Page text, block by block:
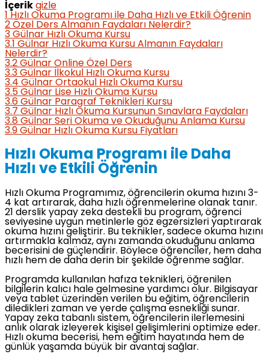
İçerik gizle
Hızlı Okuma Programı ile Daha Hızlı ve Etkili Öğrenin
2 Özel Ders Almanın Faydaları Nelerdir?
3 Gülnar Hızlı Okuma Kursu
3.1
Gülnar Hızlı Okuma Kursu Almanın Faydaları
Nelerdir?
3.2 Gülnar Online Özel Ders
3.3 Gülnar İlkokul Hızlı Okuma Kursu
3.4 Gülnar Ortaokul Hızlı Okuma Kursu
3.5 Gülnar Lise Hızlı Okuma Kursu
3.6 Gülnar Paragraf Teknikleri Kursu
3.7 Gülnar Hızlı Okuma Kursunun Sınavlara Faydaları
3.8 Gülnar Seri Okuma ve Okuduğunu Anlama Kursu
3.9 Gülnar Hızlı Okuma Kursu Fiyatları
Hızlı Okuma Programı ile Daha
Hızlı ve Etkili Öğrenin
Hızlı Okuma Programımız, öğrencilerin okuma hızını 3-
4 kat artırarak, daha hızlı öğrenmelerine olanak tanır.
21 derslik yapay zeka destekli bu program, öğrenci
seviyesine uygun metinlerle göz egzersizleri yaptırarak
okuma hızını geliştirir. Bu teknikler, sadece okuma hızını
artırmakla kalmaz, aynı zamanda okuduğunu anlama
becerisini de güçlendirir. Böylece öğrenciler, hem daha
hızlı hem de daha derin bir şekilde öğrenme sağlar.
Programda kullanılan hafıza teknikleri, öğrenilen
bilgilerin kalıcı hale gelmesine yardımcı olur. Bilgisayar
veya tablet üzerinden verilen bu eğitim, öğrencilerin
diledikleri zaman ve yerde çalışma esnekliği sunar.
Yapay zeka tabanlı sistem, öğrencilerin ilerlemesini
anlık olarak izleyerek kişisel gelişimlerini optimize eder.
Hızlı okuma becerisi, hem eğitim hayatında hem de
günlük yaşamda büyük bir avantaj sağlar.